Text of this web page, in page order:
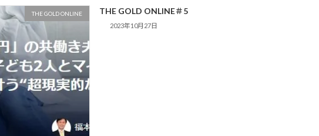
THE GOLD ONLINE THE GOLD ONLINE＃5
2023年10月27日